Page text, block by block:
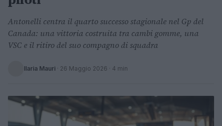
Antonelli centra il quarto successo stagionale nel Gp del
Canada: una vittoria costruita tra cambi gomme, una
VSC e il ritiro del suo compagno di squadra
Ilaria Mauri · 26 Maggio 2026 · 4 min